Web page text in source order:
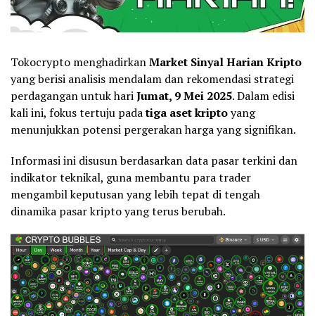
Tokocrypto menghadirkanMarket Sinyal Harian Kripto
yang berisi analisis mendalam dan rekomendasi strategi
perdagangan untuk hariJumat, 9 Mei 2025. Dalam edisi
kali ini, fokus tertuju padatiga aset kriptoyang
menunjukkan potensi pergerakan harga yang signifikan.
Informasi ini disusun berdasarkan data pasar terkini dan
indikator teknikal, guna membantu para trader
mengambil keputusan yang lebih tepat di tengah
dinamika pasar kripto yang terus berubah.